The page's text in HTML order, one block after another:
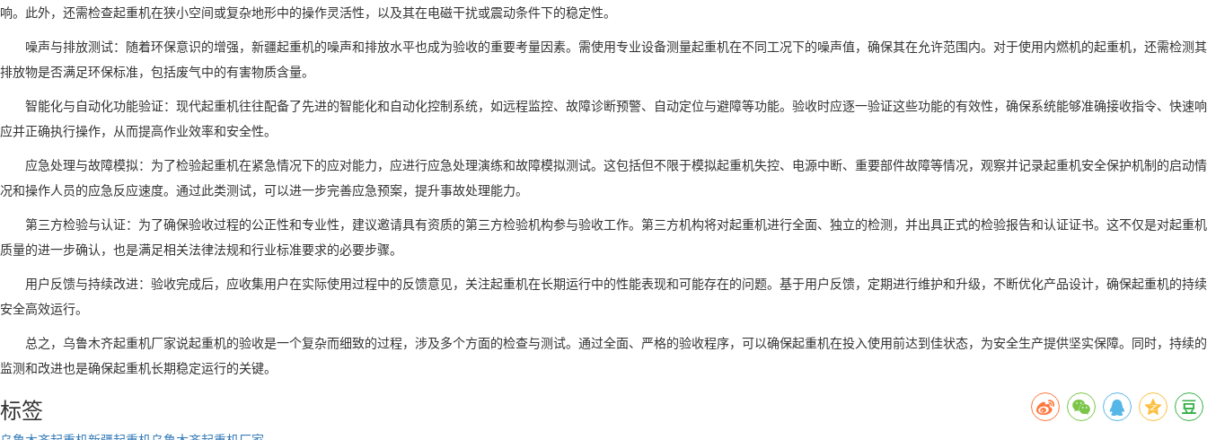
响。此外，还需检查起重机在狭小空间或复杂地形中的操作灵活性，以及其在电磁干扰或震动条件下的稳定性。
噪声与排放测试：随着环保意识的增强，新疆起重机的噪声和排放水平也成为验收的重要考量因素。需使用专业设备测量起重机在不同工况下的噪声值，确保其在允许范围内。对于使用内燃机的起重机，还需检测其
排放物是否满足环保标准，包括废气中的有害物质含量。
智能化与自动化功能验证：现代起重机往往配备了先进的智能化和自动化控制系统，如远程监控、故障诊断预警、自动定位与避障等功能。验收时应逐一验证这些功能的有效性，确保系统能够准确接收指令、快速响
应并正确执行操作，从而提高作业效率和安全性。
应急处理与故障模拟：为了检验起重机在紧急情况下的应对能力，应进行应急处理演练和故障模拟测试。这包括但不限于模拟起重机失控、电源中断、重要部件故障等情况，观察并记录起重机安全保护机制的启动情
况和操作人员的应急反应速度。通过此类测试，可以进一步完善应急预案，提升事故处理能力。
第三方检验与认证：为了确保验收过程的公正性和专业性，建议邀请具有资质的第三方检验机构参与验收工作。第三方机构将对起重机进行全面、独立的检测，并出具正式的检验报告和认证证书。这不仅是对起重机
质量的进一步确认，也是满足相关法律法规和行业标准要求的必要步骤。
用户反馈与持续改进：验收完成后，应收集用户在实际使用过程中的反馈意见，关注起重机在长期运行中的性能表现和可能存在的问题。基于用户反馈，定期进行维护和升级，不断优化产品设计，确保起重机的持续
安全高效运行。
总之， 乌鲁木齐起重机厂家说起重机的验收是一个复杂而细致的过程，涉及多个方面的检查与测试。通过全面、严格的验收程序，可以确保起重机在投入使用前达到佳状态，为安全生产提供坚实保障。同时，持续的
监测和改进也是确保起重机长期稳定运行的关键。
标签